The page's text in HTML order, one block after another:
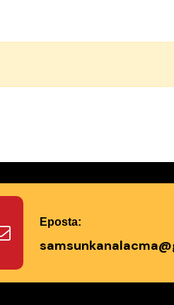
Eposta: